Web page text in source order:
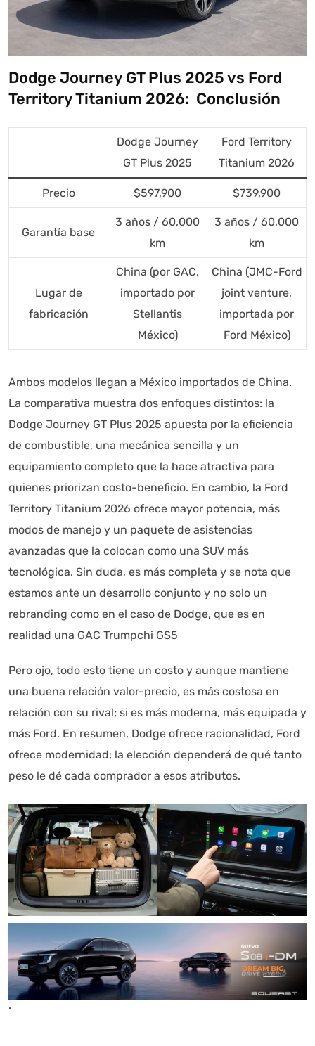
Dodge Journey GT Plus 2025 vs Ford
Territory Titanium 2026: Conclusión
Dodge Journey
GT Plus 2025
Ford Territory
Titanium 2026
Precio $597,900 $739,900
Garantía base
3 años / 60,000
km
3 años / 60,000
km
Lugar de
fabricación
China (por GAC,
importado por
Stellantis
México)
China (JMC-Ford
joint venture,
importada por
Ford México)
Ambos modelos llegan a México importados de China.
La comparativa muestra dos enfoques distintos: la
Dodge Journey GT Plus 2025 apuesta por la eficiencia
de combustible, una mecánica sencilla y un
equipamiento completo que la hace atractiva para
quienes priorizan costo-beneficio. En cambio, la Ford
Territory Titanium 2026 ofrece mayor potencia, más
modos de manejo y un paquete de asistencias
avanzadas que la colocan como una SUV más
tecnológica. Sin duda, es más completa y se nota que
estamos ante un desarrollo conjunto y no solo un
rebranding como en el caso de Dodge, que es en
realidad una GAC Trumpchi GS5
Pero ojo, todo esto tiene un costo y aunque mantiene
una buena relación valor-precio, es más costosa en
relación con su rival; si es más moderna, más equipada y
más Ford. En resumen, Dodge ofrece racionalidad, Ford
ofrece modernidad; la elección dependerá de qué tanto
peso le dé cada comprador a esos atributos.
.